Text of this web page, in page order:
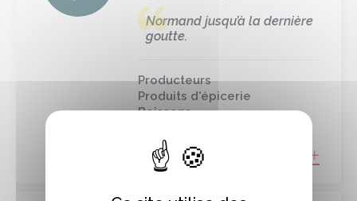
Normand jusqu’à la dernière
goutte.
Producteurs
Produits d'épicerie
Boissons